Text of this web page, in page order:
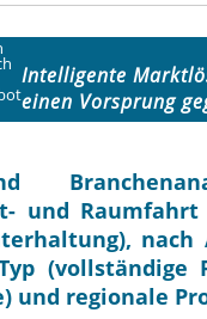
Intelligente
einen Vorsprung
und
nach
regionale